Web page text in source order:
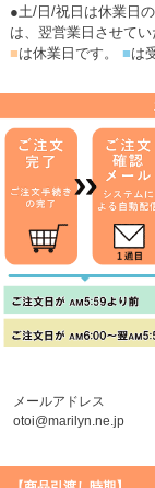
●土/日/祝日は休業日
は、翌営業日させてい
■は休業日です。 ■は
メールアドレス
otoi@marilyn.ne.jp